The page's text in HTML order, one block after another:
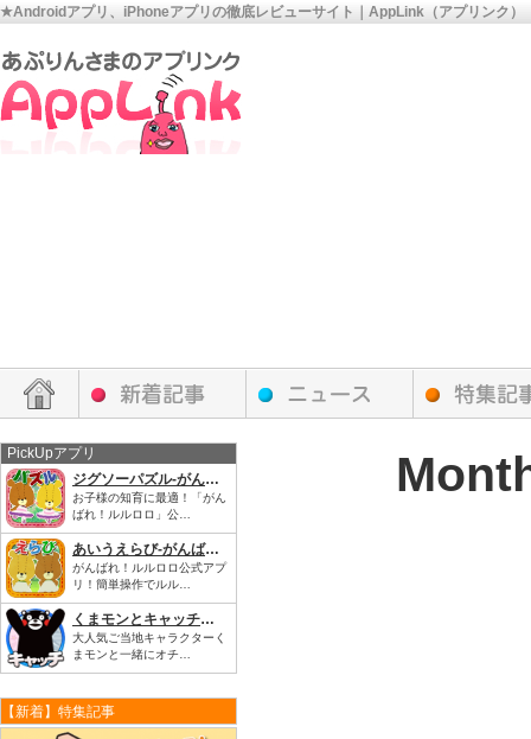
★Androidアプリ、iPhoneアプリの徹底レビューサイト｜AppLink（アプリンク）
PickUpアプリ
ジグソーパズル-がんばれ！ルルロロ
お子様の知育に最適！「がん
ばれ！ルルロロ」公…
あいうえらび-がんばれ！ルルロロ
がんばれ！ルルロロ公式アプ
リ！簡単操作でルル…
くまモンとキャッチだモン！
大人気ご当地キャラクターく
まモンと一緒にオチ…
【新着】特集記事